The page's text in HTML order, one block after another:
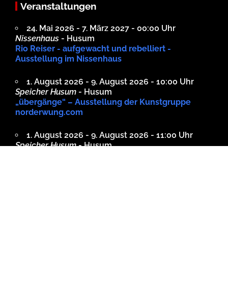
Veranstaltungen
24. Mai 2026 - 7. März 2027 - 00:00 Uhr
Nissenhaus - Husum
Rio Reiser - aufgewacht und rebelliert -
Ausstellung im Nissenhaus
1. August 2026 - 9. August 2026 - 10:00 Uhr
Speicher Husum - Husum
„übergänge“ – Ausstellung der Kunstgruppe
norderwung.com
1. August 2026 - 9. August 2026 - 11:00 Uhr
Speicher Husum- Husum